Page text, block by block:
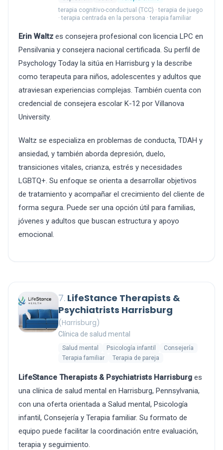
terapia cognitivo-conductual (TCC) · terapia de juego
· terapia centrada en la persona · terapia familiar
Erin Waltz es consejera profesional con licencia LPC en
Pensilvania y consejera nacional certificada. Su perfil de
Psychology Today la sitúa en Harrisburg y la describe
como terapeuta para niños, adolescentes y adultos que
atraviesan experiencias complejas. También cuenta con
credencial de consejera escolar K-12 por Villanova
University.
Waltz se especializa en problemas de conducta, TDAH y
ansiedad, y también aborda depresión, duelo,
transiciones vitales, crianza, estrés y necesidades
LGBTQ+. Su enfoque se orienta a desarrollar objetivos
de tratamiento y acompañar el crecimiento del cliente de
forma segura. Puede ser una opción útil para familias,
jóvenes y adultos que buscan estructura y apoyo
emocional.
7. LifeStance Therapists &
Psychiatrists Harrisburg
(Harrisburg)
Clínica de salud mental
Salud mental Psicología infantil
Consejería
Terapia familiar
Terapia de pareja
LifeStance Therapists & Psychiatrists Harrisburg es
una clínica de salud mental en Harrisburg, Pennsylvania,
con una oferta orientada a Salud mental, Psicología
infantil, Consejería y Terapia familiar. Su formato de
equipo puede facilitar la coordinación entre evaluación,
terapia y seguimiento.